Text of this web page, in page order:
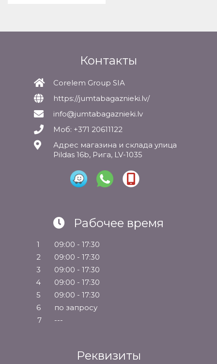
Контакты
Corelem Group SIA
https://jumtabagaznieki.lv/
info@jumtabagaznieki.lv
Моб: +371 20611122
Адрес магазина и склада улица
Pildas 16b, Рига, LV-1035
Рабочее время
1
09:00 - 17:30
2
09:00 - 17:30
3
09:00 - 17:30
4
09:00 - 17:30
5
09:00 - 17:30
6
по запросу
7
---
Реквизиты